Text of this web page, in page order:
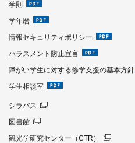
学則
学年暦
情報セキュリティポリシー
ハラスメント防止宣言
障がい学生に対する修学支援の基本方針
学生相談室
シラバス
図書館
観光学研究センター（CTR）